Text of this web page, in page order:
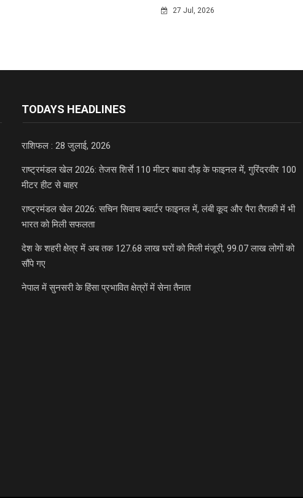
27 Jul, 2026
TODAYS HEADLINES
राशिफल : 28 जुलाई, 2026
राष्ट्रमंडल खेल 2026: तेजस शिर्से 110 मीटर बाधा दौड़ के फाइनल में, गुरिंदरवीर 100
मीटर हीट से बाहर
राष्ट्रमंडल खेल 2026: सचिन सिवाच क्वार्टर फाइनल में, लंबी कूद और पैरा तैराकी में भी
भारत को मिली सफलता
देश के शहरी क्षेत्र में अब तक 127.68 लाख घरों को मिली मंजूरी, 99.07 लाख लोगों को
सौंपे गए
नेपाल में सुनसरी के हिंसा प्रभावित क्षेत्रों में सेना तैनात